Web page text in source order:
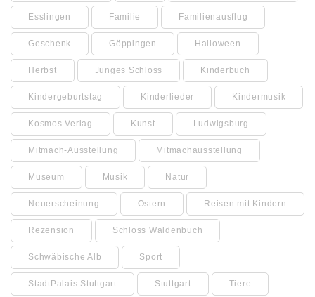
Esslingen Familie Familienausflug
Geschenk Göppingen Halloween
Herbst Junges Schloss Kinderbuch
Kindergeburtstag Kinderlieder Kindermusik
Kosmos Verlag Kunst Ludwigsburg
Mitmach-Ausstellung Mitmachausstellung
Museum Musik Natur
Neuerscheinung Ostern Reisen mit Kindern
Rezension Schloss Waldenbuch
Schwäbische Alb Sport
StadtPalais Stuttgart Stuttgart Tiere